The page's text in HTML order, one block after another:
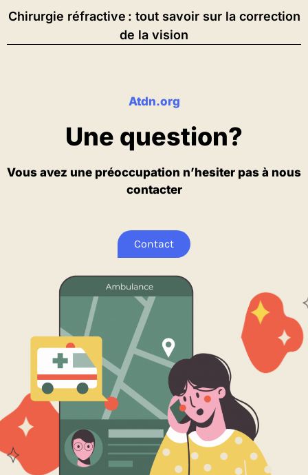
Chirurgie réfractive : tout savoir sur la correction
de la vision
Atdn.org
Une question?
Vous avez une préoccupation n’hesiter pas à nous
contacter
Contact